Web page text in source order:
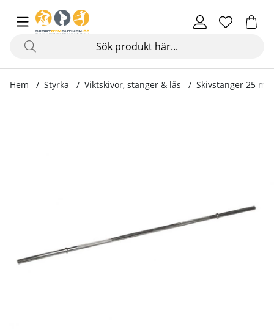
Hem Styrka Viktskivor, stänger & lås Skivstänger 25 mm